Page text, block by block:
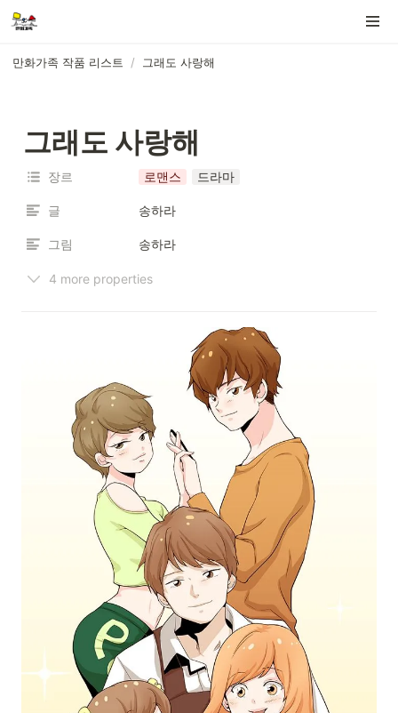
만화가족 작품 리스트 / 그래도 사랑해
그래도 사랑해
장르 로맨스 드라마
글 송하라
그림 송하라
4 more properties